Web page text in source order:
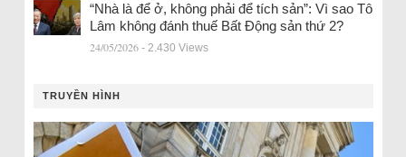
“Nhà là để ở, không phải để tích sản”: Vì sao Tô
Lâm không đánh thuế Bất Động sản thứ 2?
24/05/2026 - 2.430 Views
TRUYỀN HÌNH